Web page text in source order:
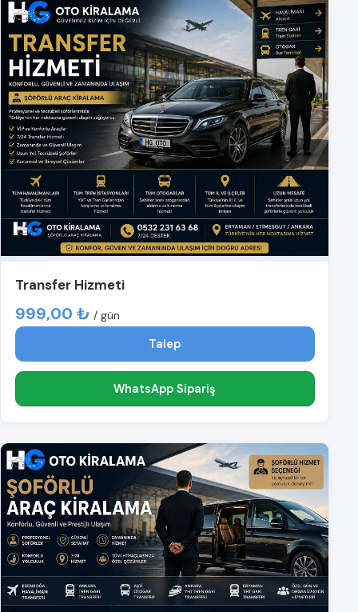
Transfer Hizmeti
999,00 ₺ / gün
Talep
WhatsApp Sipariş